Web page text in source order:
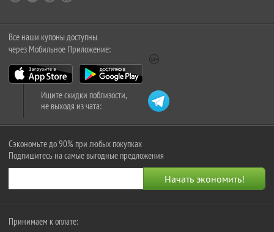
Все наши купоны доступны
через Мобильное Приложение:
Ищите скидки поблизости,
не выходя из чата:
Сэкономьте до 90% при любых покупках
Подпишитесь на самые выгодные предложения
Принимаем к оплате: